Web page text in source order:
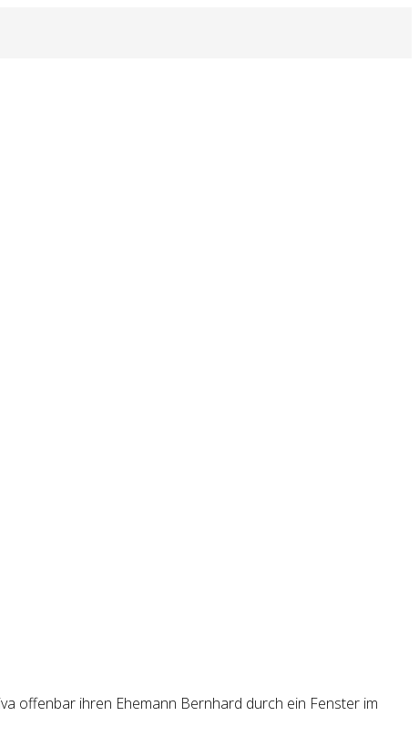
offenbar ihren Ehemann Bernhard durch ein Fenster im